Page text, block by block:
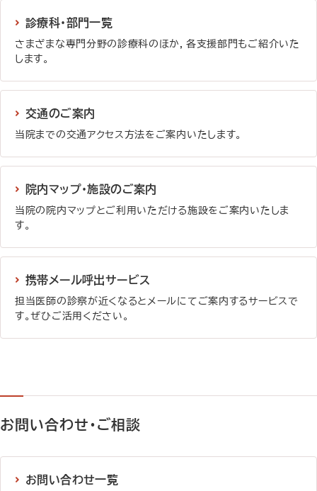
診療科・部門一覧
さまざまな専門分野の診療科のほか，各支援部門もご紹介いた
します。
交通のご案内
当院までの交通アクセス方法をご案内いたします。
院内マップ・施設のご案内
当院の院内マップとご利用いただける施設をご案内いたしま
す。
携帯メール呼出サービス
担当医師の診察が近くなるとメールにてご案内するサービスで
す。ぜひご活用ください。
お問い合わせ・ご相談
お問い合わせ一覧